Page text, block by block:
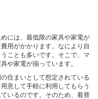
には、最低限の家具や家電が
用がかかります。なにより自
ことも多いです。そこで、マ
や家電が揃っています。
住まいとして想定されている
意して手軽に利用してもらう
いるのです。そのため、着替